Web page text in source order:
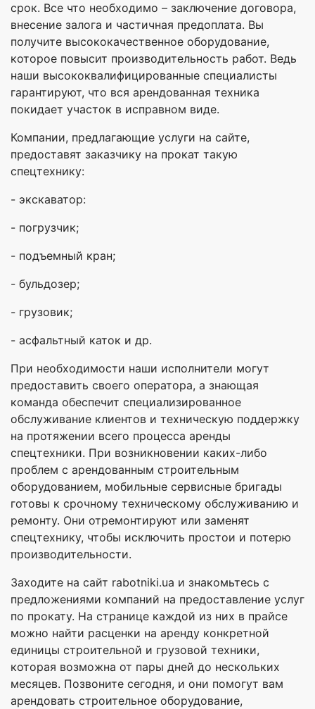
срок. Все что необходимо – заключение договора,
внесение залога и частичная предоплата. Вы
получите высококачественное оборудование,
которое повысит производительность работ. Ведь
наши высококвалифицированные специалисты
гарантируют, что вся арендованная техника
покидает участок в исправном виде.
Компании, предлагающие услуги на сайте,
предоставят заказчику на прокат такую
спецтехнику:
- экскаватор:
- погрузчик;
- подъемный кран;
- бульдозер;
- грузовик;
- асфальтный каток и др.
При необходимости наши исполнители могут
предоставить своего оператора, а знающая
команда обеспечит специализированное
обслуживание клиентов и техническую поддержку
на протяжении всего процесса аренды
спецтехники. При возникновении каких-либо
проблем с арендованным строительным
оборудованием, мобильные сервисные бригады
готовы к срочному техническому обслуживанию и
ремонту. Они отремонтируют или заменят
спецтехнику, чтобы исключить простои и потерю
производительности.
Заходите на сайт rabotniki.ua и знакомьтесь с
предложениями компаний на предоставление услуг
по прокату. На странице каждой из них в прайсе
можно найти расценки на аренду конкретной
единицы строительной и грузовой техники,
которая возможна от пары дней до нескольких
месяцев. Позвоните сегодня, и они помогут вам
арендовать строительное оборудование,